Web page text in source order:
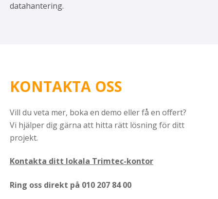
datahantering.
KONTAKTA OSS
Vill du veta mer, boka en demo eller få en offert?
Vi hjälper dig gärna att hitta rätt lösning för ditt
projekt.
Kontakta ditt lokala Trimtec-kontor
Ring oss direkt på 010 207 84 00